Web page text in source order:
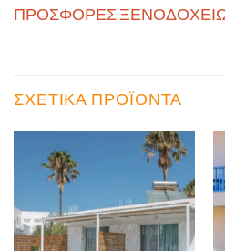
ΠΡΟΣΦΟΡΕΣ
ΣΧΕΤΙΚΆ ΠΡΟΪΌΝΤΑ